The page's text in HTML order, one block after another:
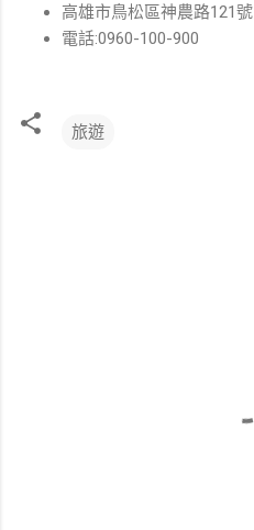
高雄市鳥松區神農路121號
電話:0960-100-900
旅遊